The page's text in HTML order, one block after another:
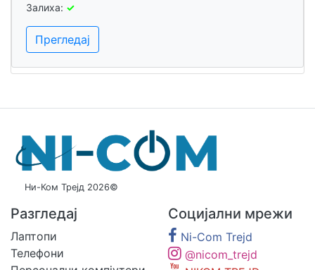
Залиха: ✓
Прегледај
Ни-Ком Трејд 2026©
Разгледај
Лаптопи
Телефони
Социјални мрежи
Ni-Com Trejd
@nicom_trejd